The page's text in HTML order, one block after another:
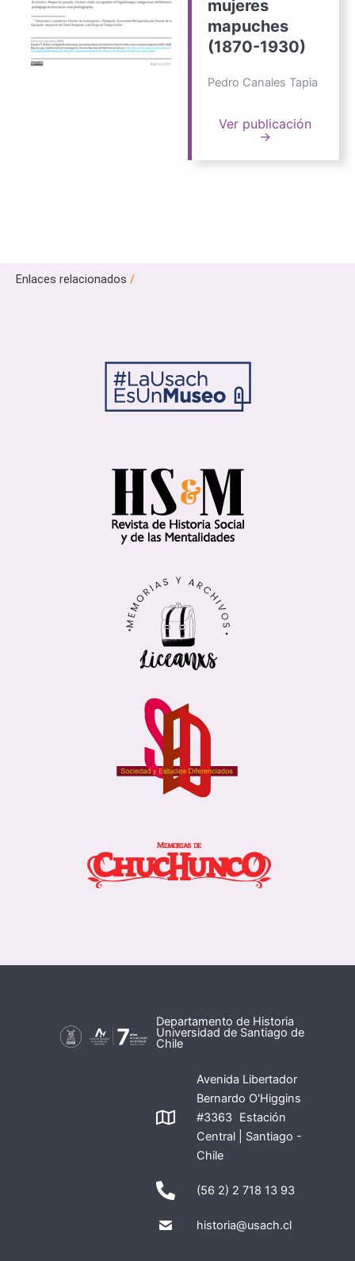
mujeres
mapuches
(1870-1930)
Pedro Canales Tapia
Ver publicación
→
Enlaces relacionados /
Departamento de Historia
Universidad de Santiago de
Chile
Avenida Libertador
Bernardo O'Higgins
#3363 Estación
Central | Santiago -
Chile
(56 2) 2 718 13 93
historia@usach.cl